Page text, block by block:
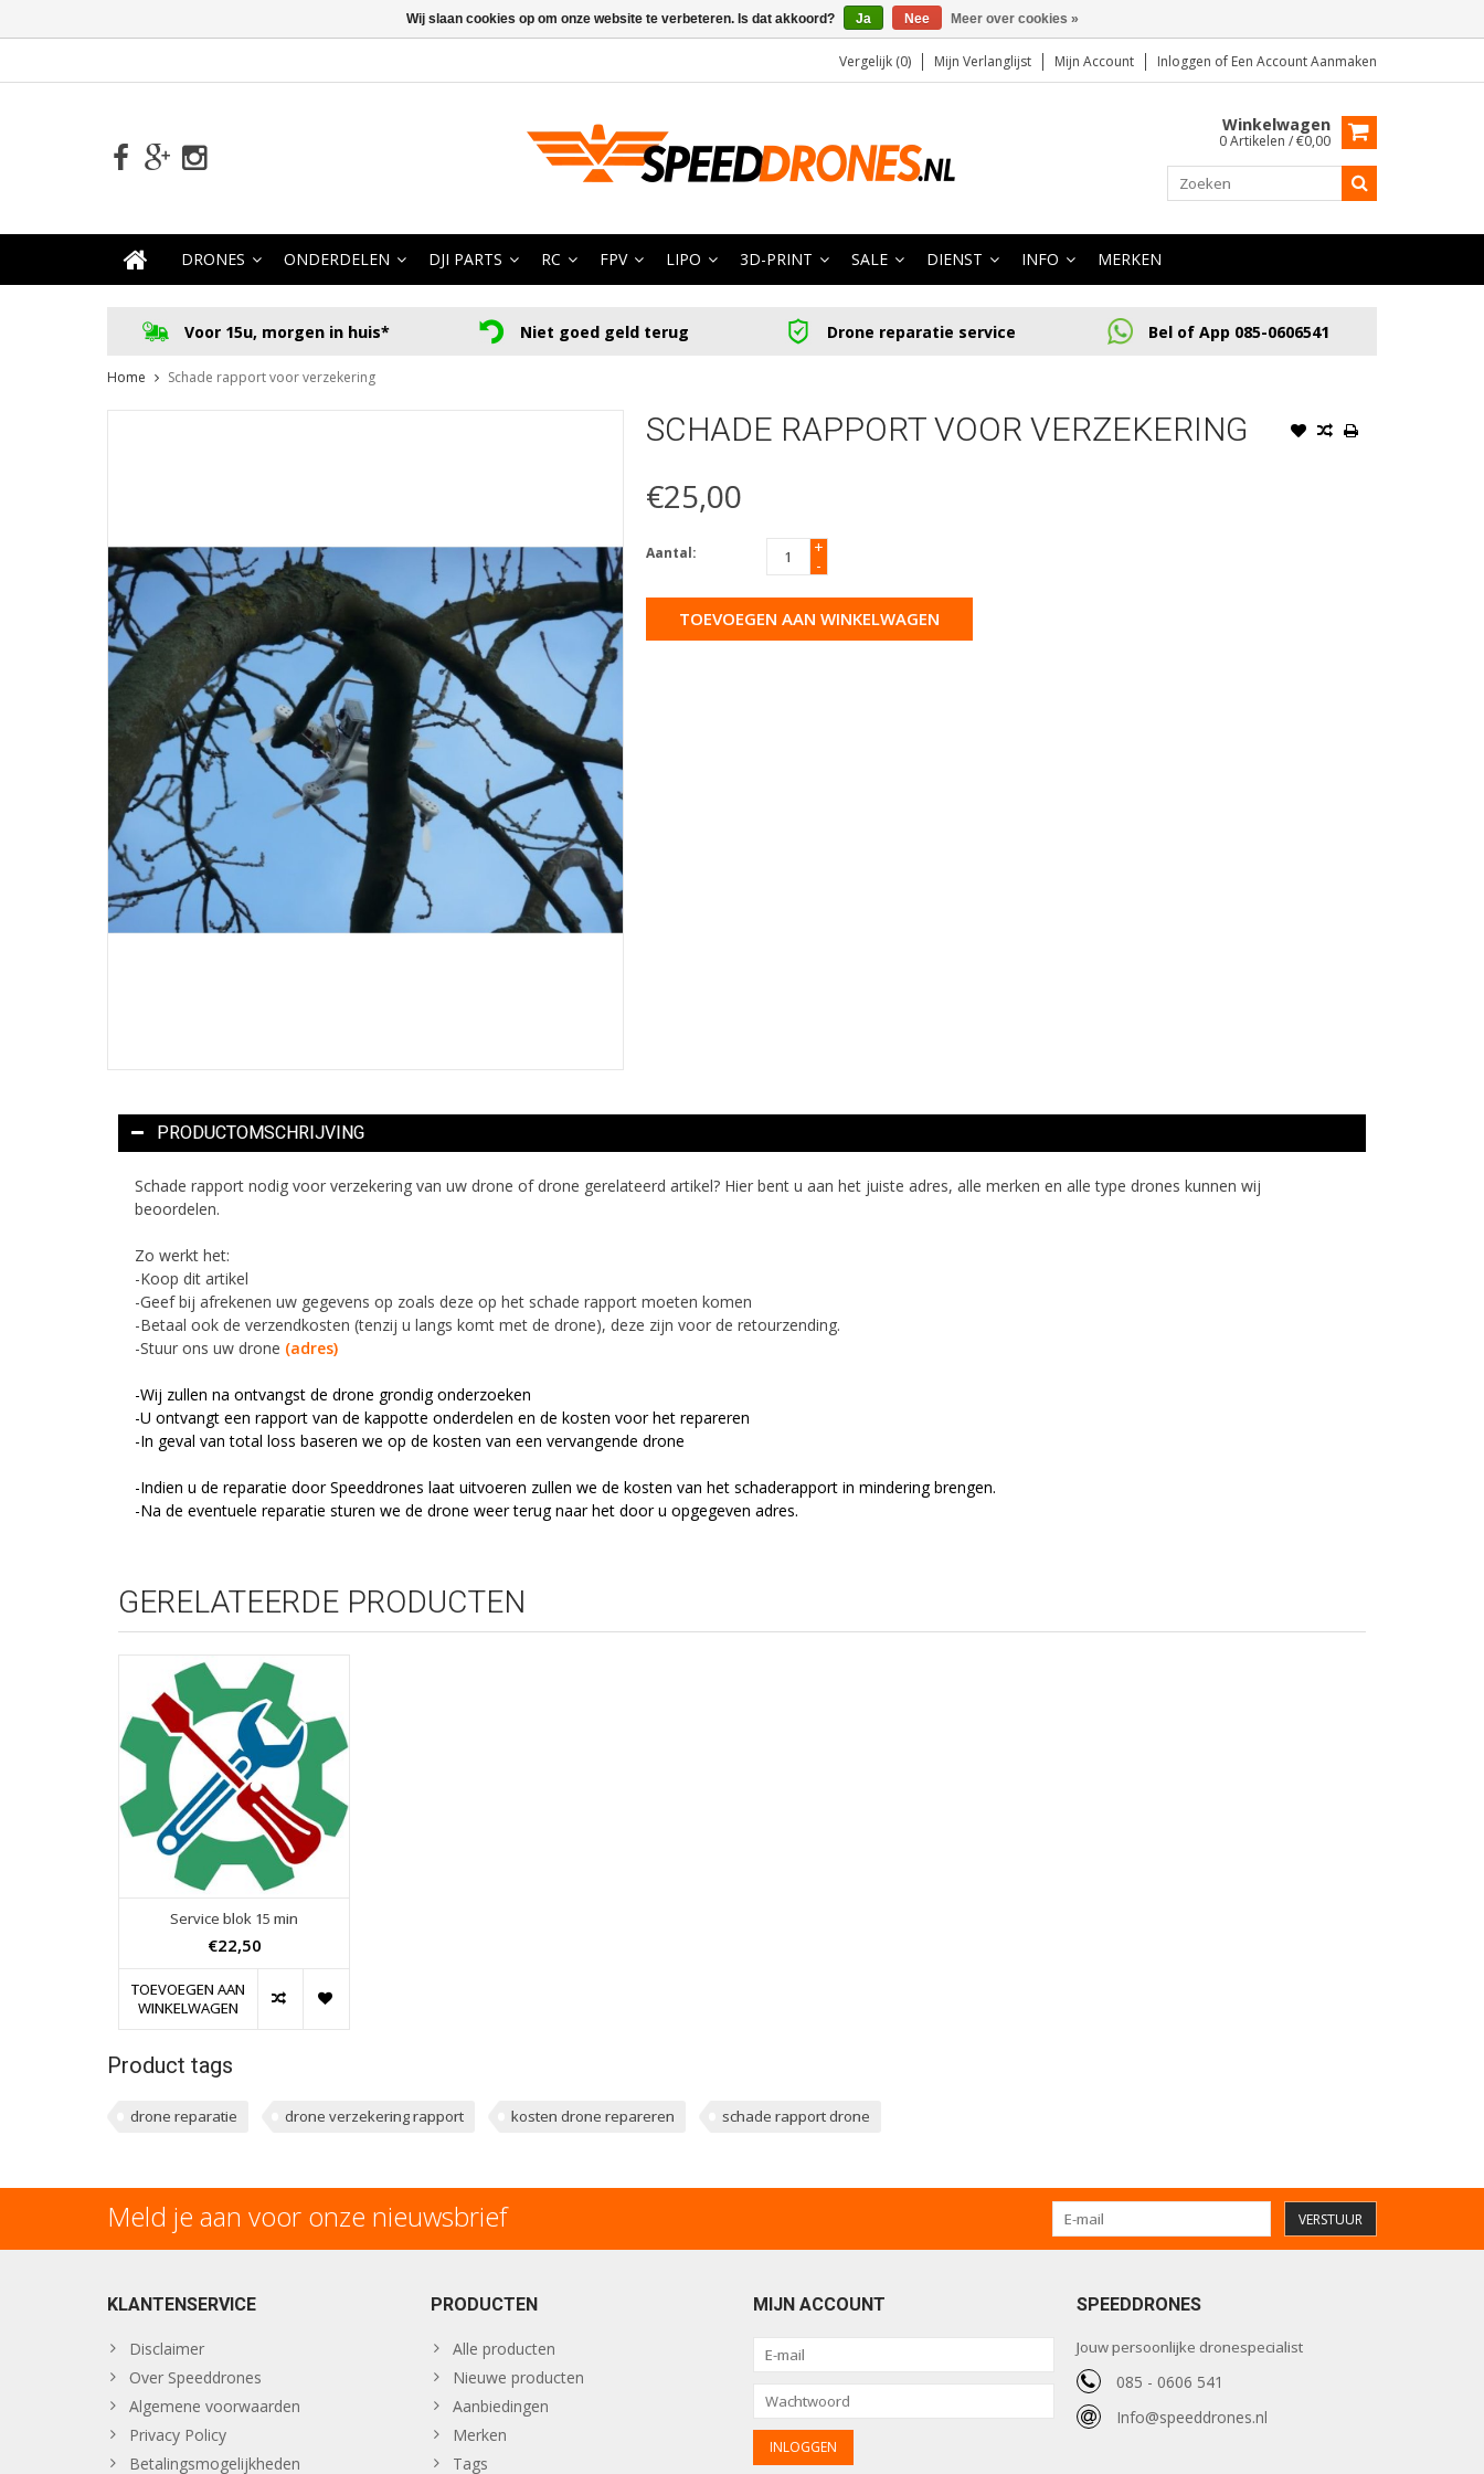
Vergelijk (0) Mijn Verlanglijst Mijn Account Inloggen of Een Account Aanmaken
Winkelwagen
0 Artikelen / €0,00
DRONES ONDERDELEN DJI PARTS RC FPV LIPO 3D-PRINT SALE DIENST INFO MERKEN
Voor 15u, morgen in huis* Niet goed geld terug Drone reparatie service Bel of App 085-0606541
Home Schade rapport voor verzekering
SCHADE RAPPORT VOOR VERZEKERING
€25,00
Aantal:
+
-
TOEVOEGEN AAN WINKELWAGEN
PRODUCTOMSCHRIJVING
Schade rapport nodig voor verzekering van uw drone of drone gerelateerd artikel? Hier bent u aan het juiste adres, alle merken en alle type drones kunnen wij
beoordelen.
Zo werkt het:
-Koop dit artikel
-Geef bij afrekenen uw gegevens op zoals deze op het schade rapport moeten komen
-Betaal ook de verzendkosten (tenzij u langs komt met de drone), deze zijn voor de retourzending.
-Stuur ons uw drone (adres)
-Wij zullen na ontvangst de drone grondig onderzoeken
-U ontvangt een rapport van de kappotte onderdelen en de kosten voor het repareren
-In geval van total loss baseren we op de kosten van een vervangende drone
-Indien u de reparatie door Speeddrones laat uitvoeren zullen we de kosten van het schaderapport in mindering brengen.
-Na de eventuele reparatie sturen we de drone weer terug naar het door u opgegeven adres.
GERELATEERDE PRODUCTEN
Service blok 15 min
€22,50
TOEVOEGEN AAN
WINKELWAGEN
Product tags
drone reparatie drone verzekering rapport kosten drone repareren schade rapport drone
Meld je aan voor onze nieuwsbrief VERSTUUR
KLANTENSERVICE
Disclaimer
Over Speeddrones
Algemene voorwaarden
Privacy Policy
Betalingsmogelijkheden
PRODUCTEN
Alle producten
Nieuwe producten
Aanbiedingen
Merken
Tags
MIJN ACCOUNT SPEEDDRONES
Jouw persoonlijke dronespecialist
085 - 0606 541
Info@speeddrones.nl
Wij slaan cookies op om onze website te verbeteren. Is dat akkoord? Ja Nee Meer over cookies »